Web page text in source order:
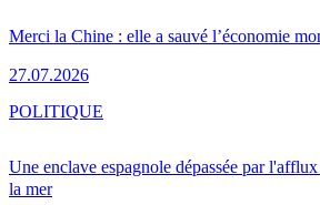
Merci la Chine : elle a sauvé l’économie
27.07.2026
Une enclave espagnole dépassée par
la mer
POLITIQUE